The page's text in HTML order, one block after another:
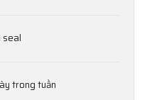
seal
trong tuần